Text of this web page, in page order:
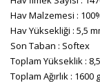
Hav Malzemesi :
Hav Yüksekliği : 5,5
Son Taban : Softex
Toplam Yükseklik :
Toplam Ağırlık : 1600